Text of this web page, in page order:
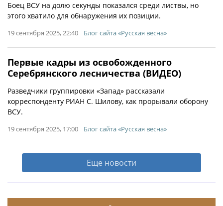
Боец ВСУ на долю секунды показался среди листвы, но
этого хватило для обнаружения их позиции.
19 сентября 2025, 22:40 Блог сайта «Русская весна»
Первые кадры из освобожденного
Серебрянского лесничества (ВИДЕО)
Разведчики группировки «Запад» рассказали
корреспонденту РИАН С. Шилову, как прорывали оборону
ВСУ.
19 сентября 2025, 17:00 Блог сайта «Русская весна»
Еще новости